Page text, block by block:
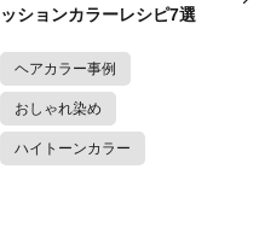
ッションカラーレシピ7選
ヘアカラー事例
おしゃれ染め
ハイトーンカラー